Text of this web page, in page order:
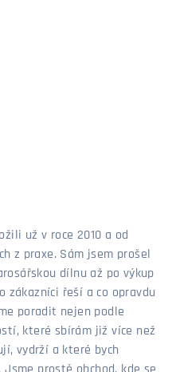
už v roce 2010 a od
z praxe. Sám jsem prošel
dílnu až po výkup
zákazníci řeší a co opravdu
poradit nejen podle
které sbírám již více než
vydrží a které bych